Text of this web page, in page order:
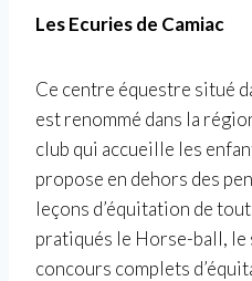
Les Ecuries de Camiac
Ce centre équestre situé
est renommé dans la
club qui accueille les
propose en dehors des
leçons d’équitation de
pratiqués le Horse-ball, le
concours complets